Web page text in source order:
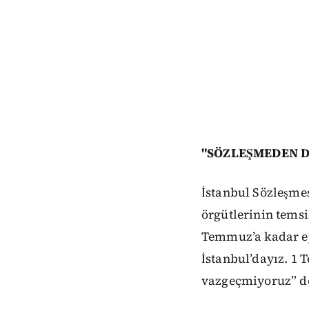
"SÖZLEŞMEDEN
İstanbul
örgütlerinin
Temmuz’a
İstanbul’dayız. 1
vazgeçmiyoruz”